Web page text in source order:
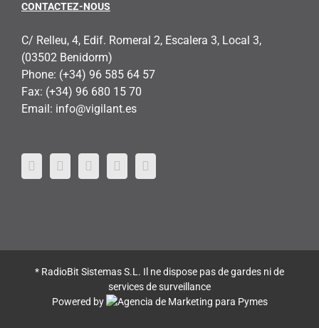
CONTACTEZ-NOUS
C/ Relleu, 4, Edif. Romeral 2, Escalera 3, Local 3,
(03502 Benidorm)
Phone: (+34) 96 585 64 57
Fax: (+34) 96 680 15 70
Email: info@vigilant.es
* RadioBit Sistemas S.L. Il ne dispose pas de gardes ni de
services de surveillance
Powered by